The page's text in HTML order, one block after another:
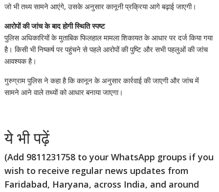
जो भी तथ्य सामने आएंगे, उसके अनुसार कानूनी प्रक्रिया आगे बढ़ाई जाएगी।
आरोपों की जांच के बाद होगी स्थिति स्पष्ट
पुलिस अधिकारियों के मुताबिक फिलहाल मामला शिकायत के आधार पर दर्ज किया गया
है। किसी भी निष्कर्ष पर पहुंचने से पहले आरोपों की पुष्टि और सभी पहलुओं की जांच
आवश्यक है।
गुरुग्राम पुलिस ने कहा है कि कानून के अनुसार कार्रवाई की जाएगी और जांच में
सामने आने वाले तथ्यों को आधार बनाया जाएगा।
ये भी पढ़ें
(Add 9811231758 to your WhatsApp groups if you
wish to receive regular news updates from
Faridabad, Haryana, across India, and around